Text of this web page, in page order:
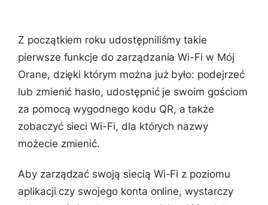
Z początkiem roku udostępniliśmy takie
pierwsze funkcje do zarządzania Wi-Fi w Mój
Orane, dzięki którym można już było: podejrzeć
lub zmienić hasło, udostępnić je swoim gościom
za pomocą wygodnego kodu QR, a także
zobaczyć sieci Wi-Fi, dla których nazwy
możecie zmienić.
Aby zarządzać swoją siecią Wi-Fi z poziomu
aplikacji czy swojego konta online, wystarczy